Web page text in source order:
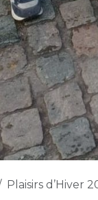
Plaisirs d’Hiver